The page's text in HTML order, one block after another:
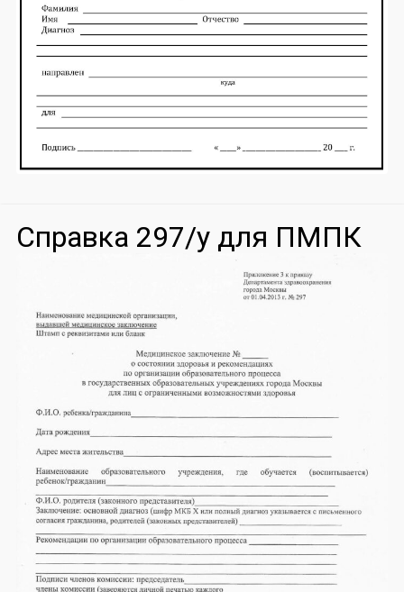
Справка 297/у для ПМПК